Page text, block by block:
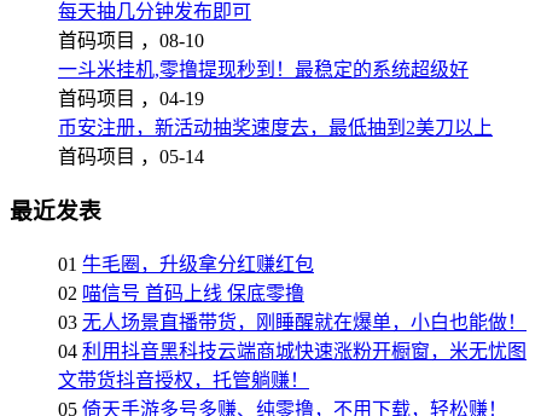
每天抽几分钟发布即可
首码项目 ， 08-10
一斗米挂机,零撸提现秒到！最稳定的系统超级好
首码项目 ， 04-19
币安注册，新活动抽奖速度去，最低抽到2美刀以上
首码项目 ， 05-14
最近发表
01 牛毛圈，升级拿分红赚红包
02 喵信号 首码上线 保底零撸
03 无人场景直播带货，刚睡醒就在爆单，小白也能做！
04 利用抖音黑科技云端商城快速涨粉开橱窗，米无忧图
文带货抖音授权，托管躺赚！
05 倚天手游多号多赚、纯零撸，不用下载，轻松赚！